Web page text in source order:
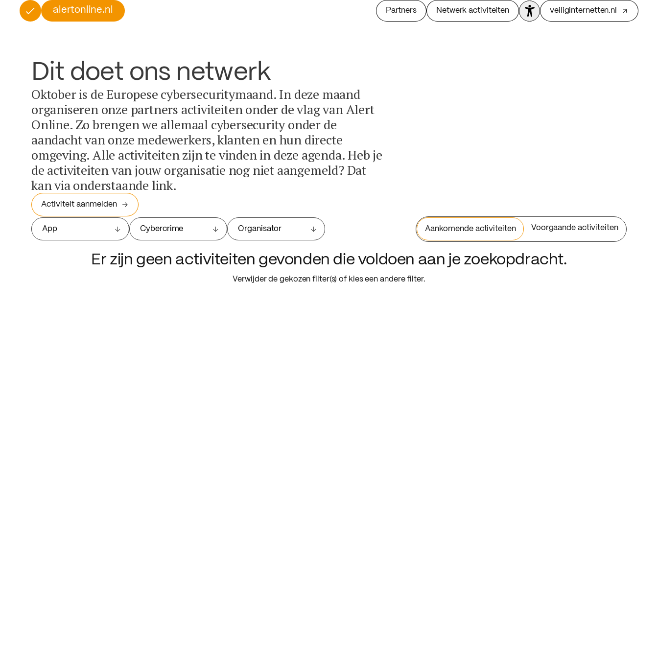
alertonline.nl Partners Netwerk activiteiten veiliginternetten.nl
Dit doet ons netwerk
Oktober is de Europese cybersecuritymaand. In deze maand
organiseren onze partners activiteiten onder de vlag van Alert
Online. Zo brengen we allemaal cybersecurity onder de
aandacht van onze medewerkers, klanten en hun directe
omgeving. Alle activiteiten zijn te vinden in deze agenda. Heb je
de activiteiten van jouw organisatie nog niet aangemeld? Dat
kan via onderstaande link.
Activiteit aanmelden
App Cybercrime Organisator Aankomende activiteiten Voorgaande activiteiten
Er zijn geen activiteiten gevonden die voldoen aan je zoekopdracht.
Verwijder de gekozen filter(s) of kies een andere filter.